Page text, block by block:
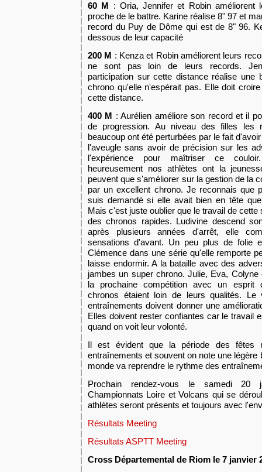
60 M : Oria, Jennifer et Robin améliorent
proche de le battre. Karine réalise 8" 97 et
record du Puy de Dôme qui est de 8" 96.
dessous de leur capacité
200 M : Kenza et Robin améliorent leurs
ne sont pas loin de leurs records.
participation sur cette distance réalise une
chrono qu'elle n'espérait pas. Elle doit
cette distance.
400 M : Aurélien améliore son record et il
de progression. Au niveau des filles les
beaucoup ont été perturbées par le fait
l'aveugle sans avoir de précision sur les
l'expérience pour maîtriser ce
heureusement nos athlètes ont la
peuvent que s'améliorer sur la gestion de la
par un excellent chrono. Je reconnais que
suis demandé si elle avait bien en tête
Mais c'est juste oublier que le travail de cette
des chronos rapides. Ludivine descend
après plusieurs années d'arrêt, elle
sensations d'avant. Un peu plus de folie
Clémence dans une série qu'elle remporte
laisse endormir. A la bataille avec des
jambes un super chrono. Julie, Eva, Colyne
la prochaine compétition avec un esprit
chronos étaient loin de leurs qualités. Le
entraînements doivent donner une
Elles doivent rester confiantes car le travail
quand on voit leur volonté.
Il est évident que la période des fêtes
entraînements et souvent on note une légère
monde va reprendre le rythme des
Prochain rendez-vous le samedi 20
Championnats Loire et Volcans qui se
athlètes seront présents et toujours avec
Résultats Meeting
Résultats ASPTT Meeting
Cross Départemental de Riom le 7 janvier